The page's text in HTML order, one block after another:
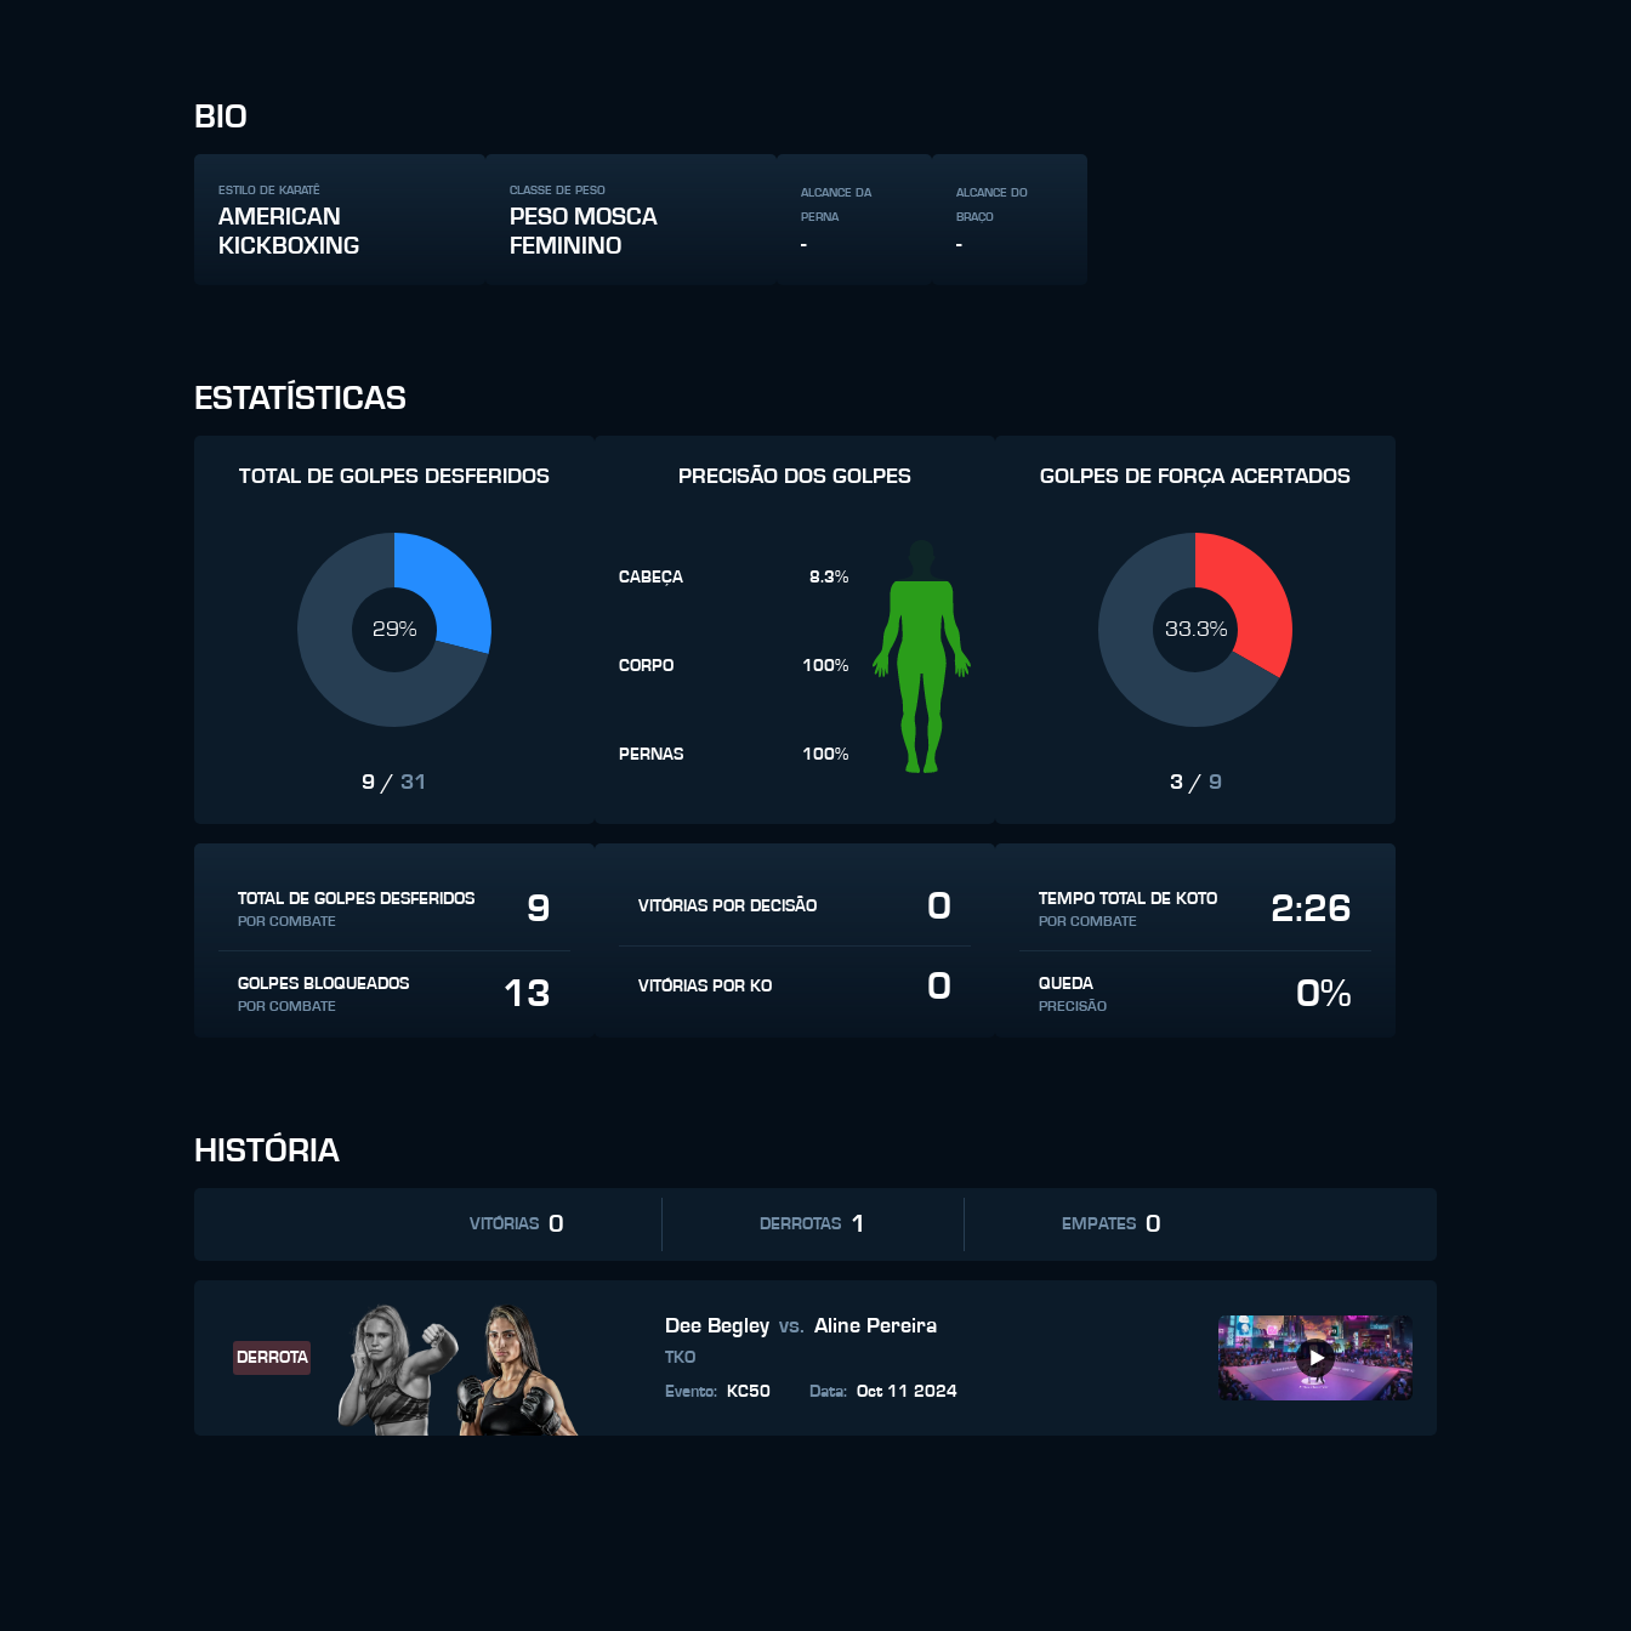
BIO
ESTILO DE KARATÊ
AMERICAN
KICKBOXING
CLASSE DE PESO
PESO MOSCA
FEMININO
ALCANCE DA
PERNA
-
ALCANCE DO
BRAÇO
-
ESTATÍSTICAS
TOTAL DE GOLPES DESFERIDOS
29%
9 / 31
PRECISÃO DOS GOLPES
CABEÇA 8.3%
CORPO 100%
PERNAS 100%
GOLPES DE FORÇA ACERTADOS
33.3%
3/ 9
TOTAL DE GOLPES DESFERIDOS
POR COMBATE 9
GOLPES BLOQUEADOS
POR COMBATE 13
VITÓRIAS POR DECISÃO 0
VITÓRIAS POR KO 0
TEMPO TOTAL DE KOTO
POR COMBATE 2:26
QUEDA
PRECISÃO 0%
HISTÓRIA
VITÓRIAS 0 DERROTAS 1 EMPATES 0
DERROTA
Dee Begley vs. Aline Pereira
TKO
Evento: KC50 Data: Oct 11 2024